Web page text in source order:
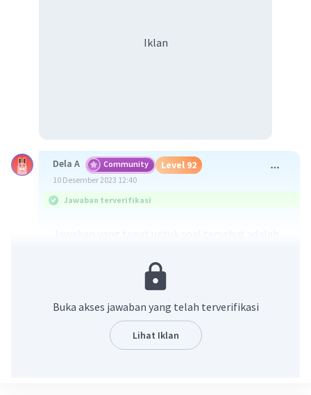
Iklan
Dela A Community Level 92
10 Desember 2023 12:40
Jawaban terverifikasi
Q1 = 6 × 10⁻⁹ C
Q2 = 8 × 10⁻⁹ C
r = 4 cm = 4 × 10⁻² m
k = 9 × 10⁹ Nm²/c²
Buka akses jawaban yang telah terverifikasi
Lihat Iklan